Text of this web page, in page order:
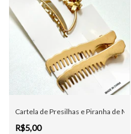
Cartela de Presilhas e Piranha de
R$5,00